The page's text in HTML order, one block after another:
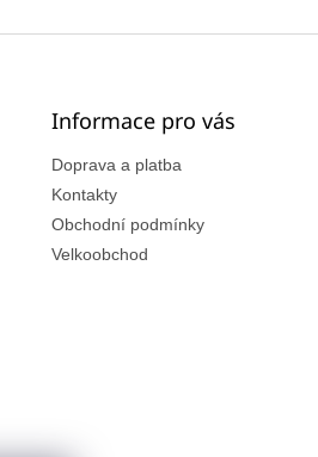
Informace pro vás
Doprava a platba
Kontakty
Obchodní podmínky
Velkoobchod